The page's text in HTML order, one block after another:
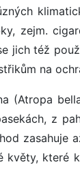
zejm.
jich též
na
(Atropa
z
zasahuje
květy, které